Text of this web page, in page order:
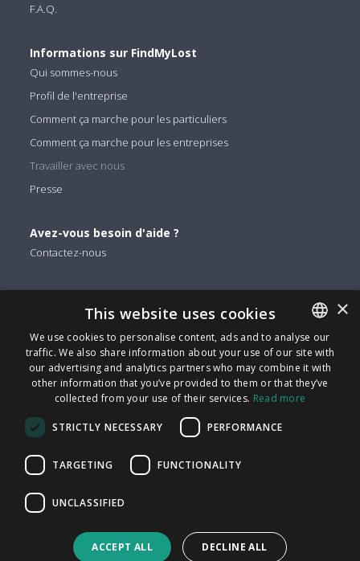
F.A.Q.
Informations sur FindMyLost
Qui sommes-nous
Profil de l'entreprise
Comment ça marche pour les particuliers
Comment ça marche pour les entreprises
Travailler avec nous
Presse
Avez-vous besoin d'aide ?
Contactez-nous
Twitter
Linkedin
Instagram
FindMyLost S.r.l © 2026 | Tous droits réservés | TVA
09405890964 | Via Arena 25 - 20123 Milan | info@findmylost.it |
Capital social 11.387,36 € entièrement libéré | Milan
Birmingham B7 4BP, UK
ENGLISH
ITALIAN
SPANISH
×
This website uses cookies
We use cookies to personalise content, ads and to analyse our
traffic. We also share information about your use of our site with
our advertising and analytics partners who may combine it with
other information that you’ve provided to them or that they’ve
collected from your use of their services. Read more
STRICTLY NECESSARY PERFORMANCE
TARGETING FUNCTIONALITY
UNCLASSIFIED
ACCEPT ALL DECLINE ALL